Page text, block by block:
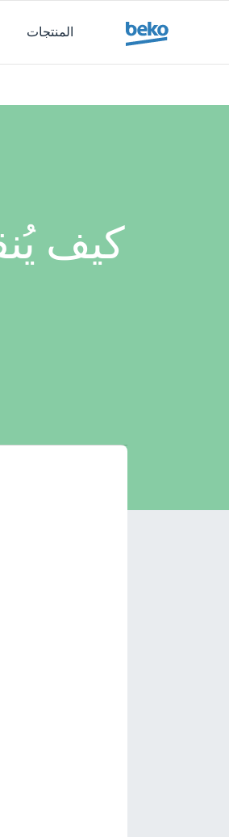
المنتجات
كيف